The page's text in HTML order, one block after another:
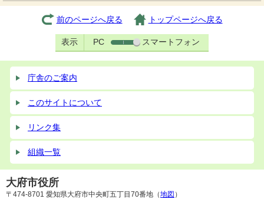
前のページへ戻る トップページへ戻る
表示 PC スマートフォン
庁舎のご案内
このサイトについて
リンク集
組織一覧
大府市役所
〒474-8701 愛知県大府市中央町五丁目70番地（地図 ）